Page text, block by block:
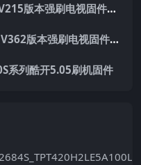
TCL电视V8-RT95001-LF1V215版本强刷电视固件包下载
TCL电视V8-0MT5508-LF1V362版本强刷电视固件包下载
系列酷开5.05刷机固件